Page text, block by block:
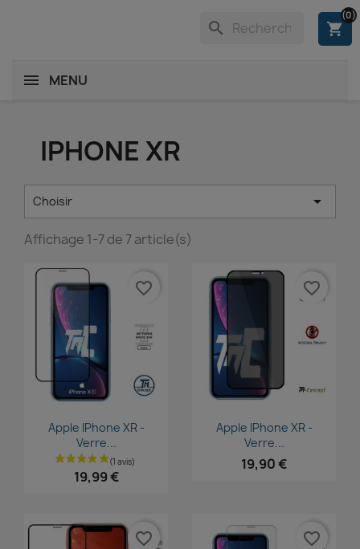
shopping_cart
(0)
search
MENU
IPHONE XR
Choisir 
Affichage 1-7 de 7 article(s)
Aperçu rapide
Apple IPhone XR -
Verre...
19,99 €
favorite_border
Aperçu rapide
Apple IPhone XR -
Verre...
19,90 €
favorite_border
favorite_border favorite_border